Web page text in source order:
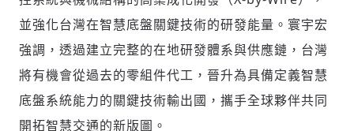
並強化台灣在智慧底盤關鍵技術的研發能量。寰宇宏
強調，透過建立完整的在地研發體系與供應鏈，台灣
將有機會從過去的零組件代工，晉升為具備定義智慧
底盤系統能力的關鍵技術輸出國，攜手全球夥伴共同
開拓智慧交通的新版圖。